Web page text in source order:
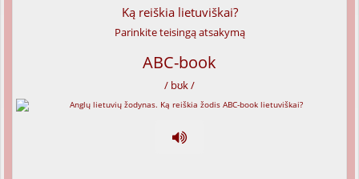
Ką reiškia lietuviškai?
Parinkite teisingą atsakymą
ABC-book
/ bʊk /